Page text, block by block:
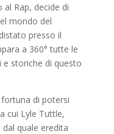
Rap, decide di
mondo del
presso il
a 360° tutte le
e storiche di questo
fortuna di potersi
cui Lyle Tuttle,
quale eredita